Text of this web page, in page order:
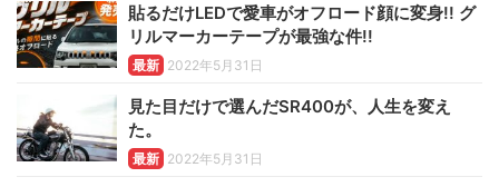
貼るだけLEDで愛車がオフロード顔に変身!! グ
リルマーカーテープが最強な件!!
最新 2022年5月31日
見た目だけで選んだSR400が、人生を変え
た。
最新 2022年5月31日